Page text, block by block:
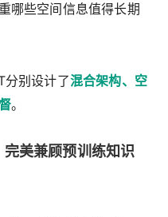
哪些空间信息值得长期
别设计了混合架构、空
。
美兼顾预训练知识